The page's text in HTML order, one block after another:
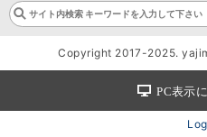
Copyright 2017-2025.
PC表示